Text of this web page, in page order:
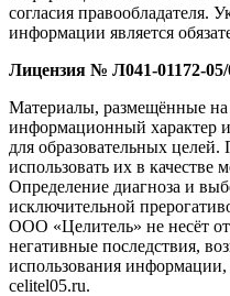
согласия правообладателя.
информации является
Лицензия № Л041-01172-05/
Материалы, размещённые на
информационный характер
для образовательных
использовать их в
Определение диагноза и
исключительной
ООО «Целитель» не несёт
негативные последствия,
использования
celitel05.ru.